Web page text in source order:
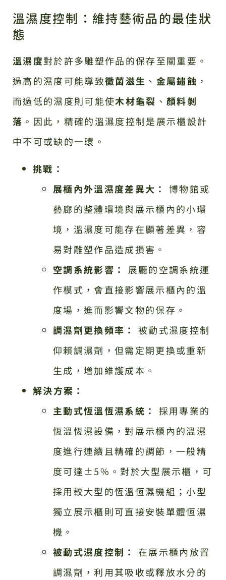
溫濕度控制：維持藝術品的最佳狀
態
溫濕度對於許多雕塑作品的保存至關重要。
過高的濕度可能導致黴菌滋生 、 金屬鏽蝕 ，
而過低的濕度則可能使木材龜裂 、顏料剝
落 。因此，精確的溫濕度控制是展示櫃設計
中不可或缺的一環。
挑戰：
展櫃內外溫濕度差異大：
博物館或
藝廊的整體環境與展示櫃內的小環
境，溫濕度可能存在顯著差異，容
易對雕塑作品造成損害。
空調系統影響：
展廳的空調系統運
作模式，會直接影響展示櫃內的溫
度場，進而影響文物的保存。
調濕劑更換頻率：
被動式濕度控制
仰賴調濕劑，但需定期更換或重新
生成，增加維護成本。
解決方案：
主動式恆溫恆濕系統：
採用專業的
恆溫恆濕設備，對展示櫃內的溫濕
度進行連續且精確的調節，一般精
度可達±5%。對於大型展示櫃，可
採用較大型的恆溫恆濕機組；小型
獨立展示櫃則可直接安裝單體恆濕
機。
被動式濕度控制：
在展示櫃內放置
調濕劑，利用其吸收或釋放水分的